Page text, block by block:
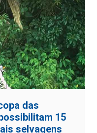
das
15
selvagens